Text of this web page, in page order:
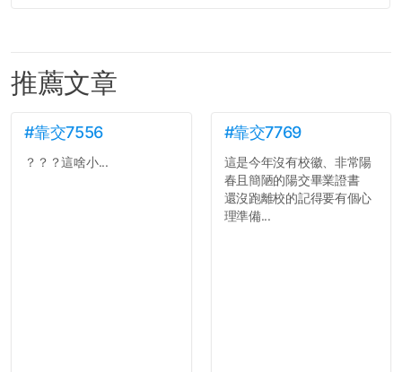
推薦文章
#靠交7556
？？？這啥小...
#靠交7769
這是今年沒有校徽、非常陽
春且簡陋的陽交畢業證書
還沒跑離校的記得要有個心
理準備...